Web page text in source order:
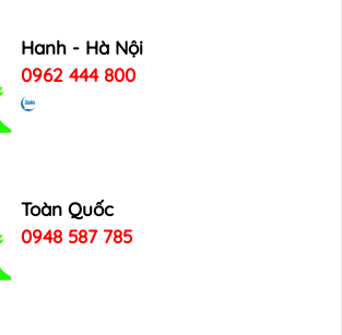
Hanh - Hà Nội
0962 444 800
Toàn Quốc
0948 587 785